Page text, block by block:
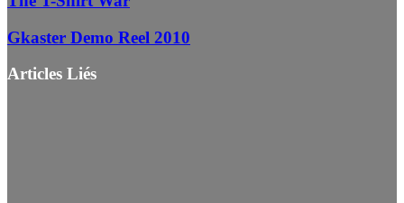
Gkaster Demo Reel 2010
Articles Liés